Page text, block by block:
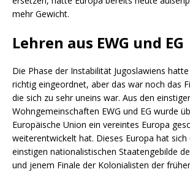
mehr Gewicht.
Lehren aus EWG und EG
Die Phase der Instabilität Jugoslawiens
richtig eingeordnet, aber das war noch das
die sich zu sehr uneins war. Aus den
Wohngemeinschaften EWG und EG wurde
Europäische Union ein vereintes Europa
weiterentwickelt hat. Dieses Europa hat
einstigen nationalistischen Staatengebilde
und jenem Finale der Kolonialisten der